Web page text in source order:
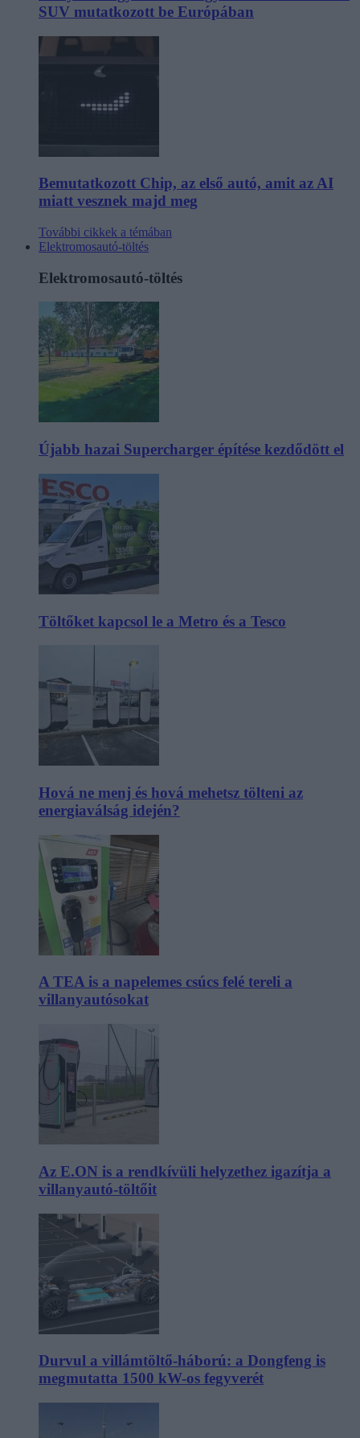
SUV mutatkozott be Európában
Bemutatkozott Chip, az első autó, amit az AI
miatt vesznek majd meg
További cikkek a témában
Elektromosautó-töltés
Elektromosautó-töltés
Újabb hazai Supercharger építése kezdődött el
Töltőket kapcsol le a Metro és a Tesco
Hová ne menj és hová mehetsz tölteni az
energiaválság idején?
A TEA is a napelemes csúcs felé tereli a
villanyautósokat
Az E.ON is a rendkívüli helyzethez igazítja a
villanyautó-töltőit
Durvul a villámtöltő-háború: a Dongfeng is
megmutatta 1500 kW-os fegyverét